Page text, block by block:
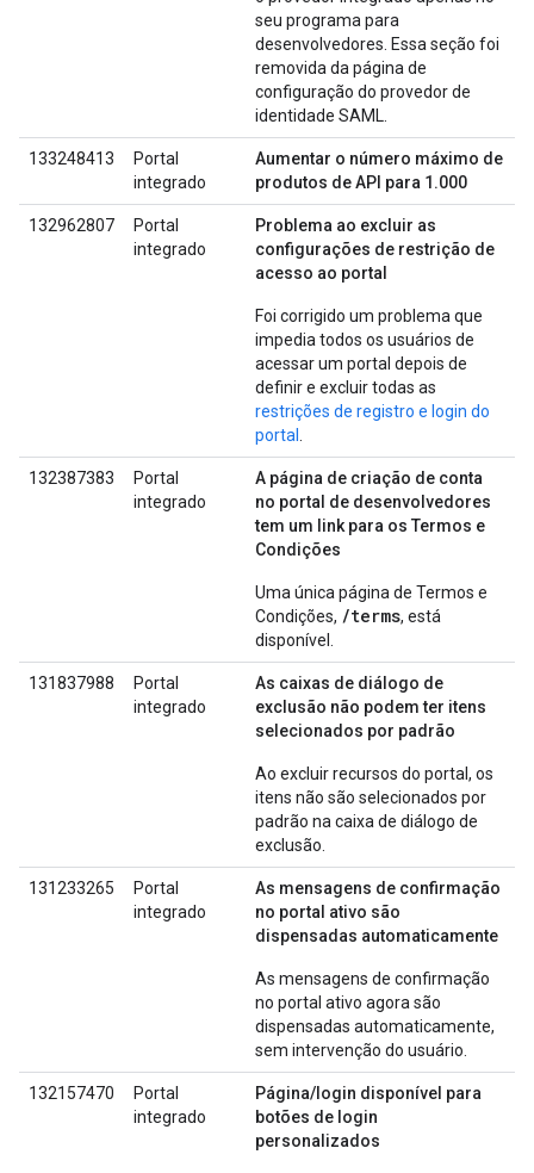
seu programa para
desenvolvedores. Essa seção foi
removida da página de
configuração do provedor de
identidade SAML.
133248413
Portal
integrado
Aumentar o número máximo de
produtos de API para 1.000
132962807
Portal
integrado
Problema ao excluir as
configurações de restrição de
acesso ao portal
Foi corrigido um problema que
impedia todos os usuários de
acessar um portal depois de
definir e excluir todas as
restrições de registro e login do
portal
132387383
Portal
integrado
A página de criação de conta
no portal de desenvolvedores
tem um link para os Termos e
Condições
Uma única página de Termos e
Condições, /terms, está
disponível.
131837988
Portal
integrado
As caixas de diálogo de
exclusão não podem ter itens
selecionados por padrão
Ao excluir recursos do portal, os
itens não são selecionados por
padrão na caixa de diálogo de
exclusão.
131233265
Portal
integrado
As mensagens de confirmação
no portal ativo são
dispensadas automaticamente
As mensagens de confirmação
no portal ativo agora são
dispensadas automaticamente,
sem intervenção do usuário.
132157470
Portal
integrado
Página/login disponível para
botões de login
personalizados